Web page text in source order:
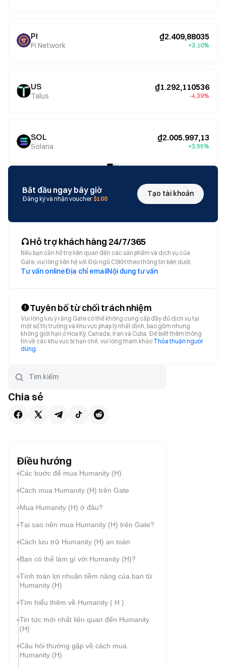
PI
Pi Network
₫2.409,88035
+3,10%
US
Talus
₫1.292,110536
-4,39%
SOL
Solana
₫2.005.997,13
+3,55%
Bắt đầu ngay bây giờ
Đăng ký và nhận voucher $100
Tạo tài khoản
Hỗ trợ khách hàng 24/7/365
Nếu bạn cần hỗ trợ liên quan đến các sản phẩm và dịch vụ của
Gate, vui lòng liên hệ với Đội ngũ CSKH theo thông tin bên dưới.
Tư vấn onlineĐịa chỉ emailNội dung tư vấn
Tuyên bố từ chối trách nhiệm
Vui lòng lưu ý rằng Gate có thể không cung cấp đầy đủ dịch vụ tại
một số thị trường và khu vực pháp lý nhất định, bao gồm nhưng
không giới hạn ở Hoa Kỳ, Canada, Iran và Cuba. Để biết thêm thông
tin về các khu vực bị hạn chế, vui lòng tham khảo Thỏa thuận người
dùng
Chia sẻ
Điều hướng
Các bước để mua Humanity (H)
Cách mua Humanity (H) trên Gate
Mua Humanity (H) ở đâu?
Tại sao nên mua Humanity (H) trên Gate?
Cách lưu trữ Humanity (H) an toàn
Bạn có thể làm gì với Humanity (H)?
Tính toán lợi nhuận tiềm năng của bạn từ
Humanity (H)
Tìm hiểu thêm về Humanity ( H )
Tin tức mới nhất liên quan đến Humanity
(H)
Câu hỏi thường gặp về cách mua
Humanity (H)